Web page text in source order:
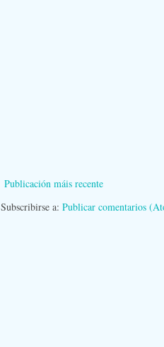
Publicación máis recente
Subscribirse a: Publicar comentarios